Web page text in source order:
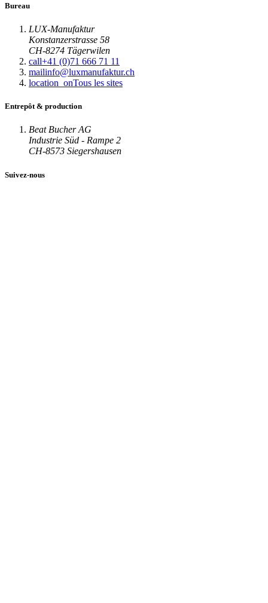
Bureau
LUX-Manufaktur
Konstanzerstrasse 58
CH-8274 Tägerwilen
call+41 (0)71 666 71 11
mailinfo@luxmanufaktur.ch
location_onTous les sites
Entrepôt & production
Beat Bucher AG
Industrie Süd - Rampe 2
CH-8573 Siegershausen
Suivez-nous